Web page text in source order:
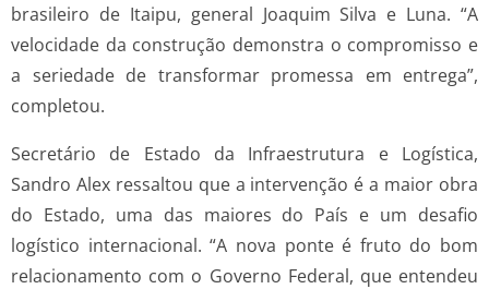
brasileiro de Itaipu, general Joaquim Silva e Luna. “A
velocidade da construção demonstra o compromisso e
a seriedade de transformar promessa em entrega”,
completou.
Secretário de Estado da Infraestrutura e Logística,
Sandro Alex ressaltou que a intervenção é a maior obra
do Estado, uma das maiores do País e um desafio
logístico internacional. “A nova ponte é fruto do bom
relacionamento com o Governo Federal, que entendeu